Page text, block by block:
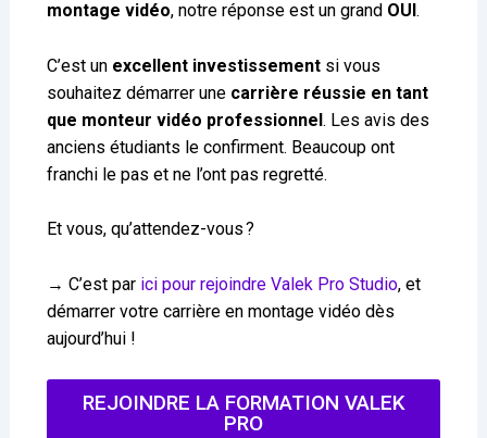
montage vidéo, notre réponse est un grand OUI.
C’est un excellent investissementsi vous
souhaitez démarrer une carrière réussie en tant
que monteur vidéo professionnel. Les avis des
anciens étudiants le confirment. Beaucoup ont
franchi le pas et ne l’ont pas regretté.
Et vous, qu’attendez-vous ?
→ C’est par ici pour rejoindre Valek Pro Studio, et
démarrer votre carrière en montage vidéo dès
aujourd’hui !
REJOINDRE LA FORMATION VALEK
PRO